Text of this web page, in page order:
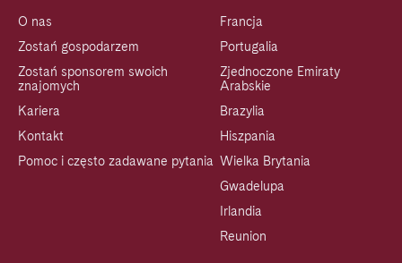
O nas
Zostań gospodarzem
Zostań sponsorem swoich
znajomych
Kariera
Kontakt
Pomoc i często zadawane pytania
Francja
Portugalia
Zjednoczone Emiraty
Arabskie
Brazylia
Hiszpania
Wielka Brytania
Gwadelupa
Irlandia
Reunion